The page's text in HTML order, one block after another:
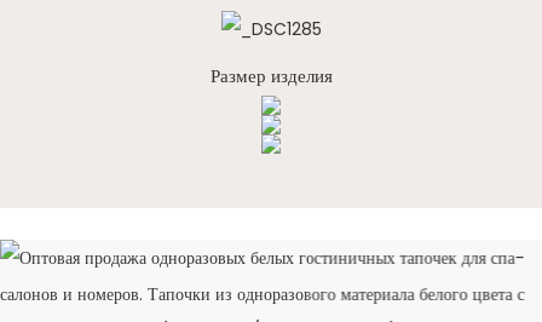
Размер изделия